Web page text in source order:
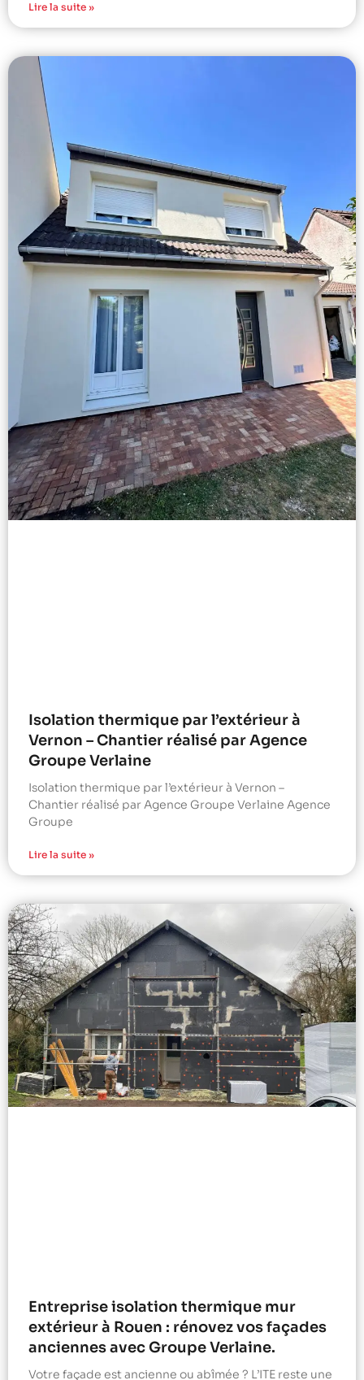
Lire la suite »
Isolation thermique par l’extérieur à
Vernon – Chantier réalisé par Agence
Groupe Verlaine
Isolation thermique par l’extérieur à Vernon –
Chantier réalisé par Agence Groupe Verlaine Agence
Groupe
Lire la suite »
Entreprise isolation thermique mur
extérieur à Rouen : rénovez vos façades
anciennes avec Groupe Verlaine.
Votre façade est ancienne ou abîmée ? L’ITE reste une